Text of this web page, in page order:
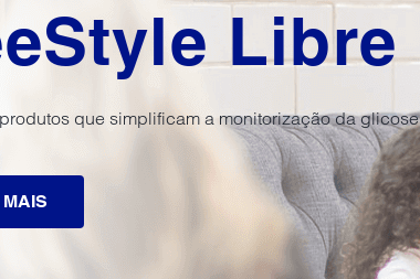
Libre
que simplificam a monitorização da glicose